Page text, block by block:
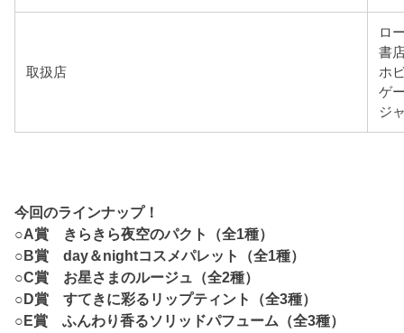
取扱店
ロ
書
ホ
ゲ
ジ
今回のラインナップ！
○A賞 きらきら夜空のパクト（全1種）
○B賞 day＆nightコスメパレット（全1種）
○C賞 お星さまのルージュ（全2種）
○D賞 すてきに彩るリップティント（全3種）
○E賞 ふんわり香るソリッドパフューム（全3種）